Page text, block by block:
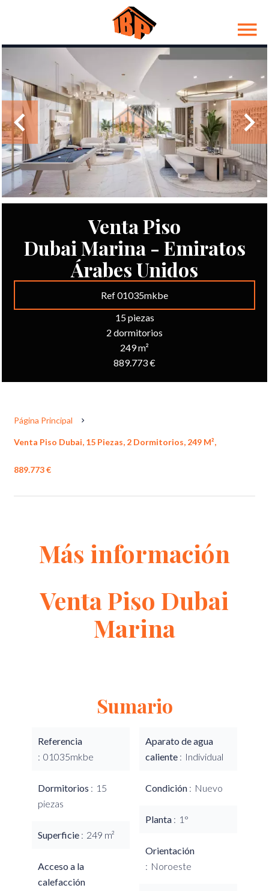
Venta Piso
Dubai Marina - Emiratos
Árabes Unidos
Ref 01035mkbe
15 piezas
2 dormitorios
249 m²
889.773 €
Página Principal
Venta Piso Dubai, 15 Piezas, 2 Dormitorios, 249 M²,
889.773 €
Más información
Venta Piso Dubai
Marina
Sumario
Referencia
01035mkbe
Dormitorios
15
piezas
Superficie 249 m²
Acceso a la
calefacción
Aparato de agua
caliente
Individual
Condición Nuevo
Planta 1°
Orientación
Noroeste